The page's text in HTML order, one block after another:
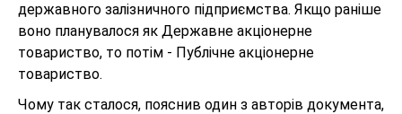
державного залізничного підприємства. Якщо раніше
воно планувалося як Державне акціонерне
товариство, то потім - Публічне акціонерне
товариство.
Чому так сталося, пояснив один з авторів документа,